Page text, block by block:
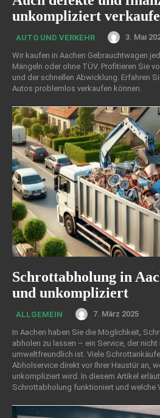
unkompliziert
AUTO UND VERKEHR
3. Mai
Wir kaufen in Aachen Gebrauchtwagen
Mängeln oder ohne TÜV. Profitieren Sie
und der schnellen Abwicklung. Erfahren
Autos problemlos verkaufen können.
Schrottabholung in
und unkompliziert
ALLGEMEIN
7. März 2025
In Aachen haben Sie die Möglichkeit,
abholen zu lassen – ein Service, der
umweltfreundlich ist. Viele
Abholservice direkt vor Ihrer Haustür an,
unkompliziert wird. In diesem Artikel
Schrottabholung funktioniert und welche